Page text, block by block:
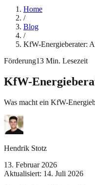
Home
/
Blog
/
KfW-Energieberater:
Förderung13 Min. Lesezeit
KfW-
Was macht ein KfW-
Hendrik Stotz
13. Februar 2026
Aktualisiert: 14. Juli 2026